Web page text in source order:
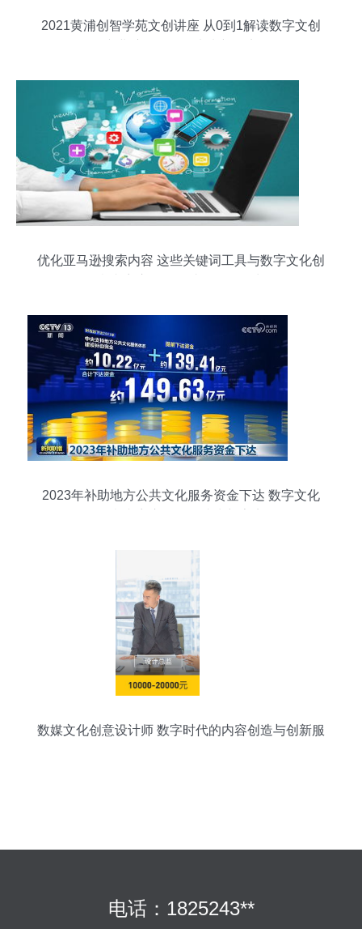
2021黄浦创智学苑文创讲座 从0到1解读数字文创
优化亚马逊搜索内容 这些关键词工具与数字文化创
2023年补助地方公共文化服务资金下达 数字文化
数媒文化创意设计师 数字时代的内容创造与创新服
电话：1825243**